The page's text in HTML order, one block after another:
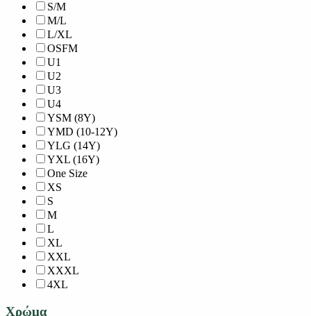
S/M
M/L
L/XL
OSFM
U1
U2
U3
U4
YSM (8Y)
YMD (10-12Y)
YLG (14Y)
YXL (16Y)
One Size
XS
S
M
L
XL
XXL
XXXL
4XL
Χρώμα